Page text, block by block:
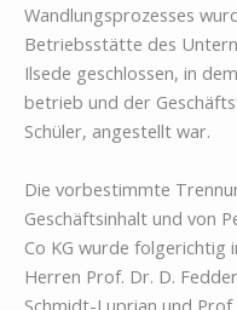
Wandlungsprozesses
Betriebsstätte des
Ilsede geschlossen, in
betrieb und der
Schüler, angestellt war.
Die vorbestimmte
Geschäftsinhalt und von
Co KG wurde folgerichtig
Herren Prof. Dr. D.